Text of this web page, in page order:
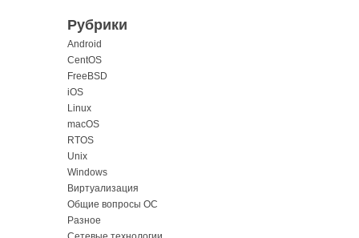
Рубрики
Android
CentOS
FreeBSD
iOS
Linux
macOS
RTOS
Unix
Windows
Виртуализация
Общие вопросы ОС
Разное